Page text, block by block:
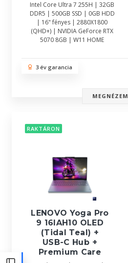
Intel Core Ultra 7 255H | 32GB
DDR5 | 500GB SSD | 0GB HDD
| 16" fényes | 2880X1800
(QHD+) | NVIDIA GeForce RTX
5070 8GB | W11 HOME
3 év garancia
MEGNÉZEM
RAKTÁRON
LENOVO Yoga Pro
9 16IAH10 OLED
(Tidal Teal) +
USB-C Hub +
Premium Care